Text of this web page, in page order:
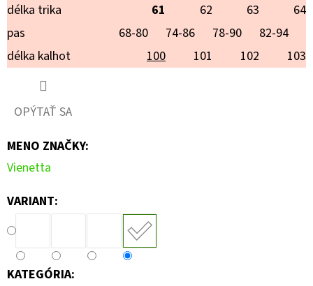
délka trika
61 62 63
64
pas
68-80 74-86 78-90
82-94
délka kalhot
100 101 102 103
OPÝTAŤ SA
MENO ZNAČKY:
Vienetta
VARIANT:
KATEGÓRIA: